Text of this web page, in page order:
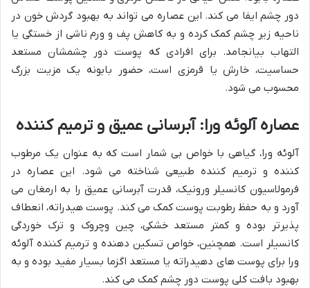
دور چشم ایفا می کند. این عصاره می تواند به بهبود گردش خون در
ناحیه زیر چشم کمک کرده و به کاهش پف و ورم ناشی از خستگی یا
التهاب بیانجامد. برای افرادی که پوست دور چشمشان مستعد
حساسیت، خارش یا قرمزی است، حضور بابونه یک مزیت بزرگ
محسوب می شود.
عصاره آلوئه ورا: آبرسانی عمیق و ترمیم کننده
آلوئه ورا، گیاهی با خواص بی شمار است که به عنوان یک مرطوب
کننده و ترمیم کننده طبیعی شناخته می شود. این عصاره در
فرمولاسیون کانسیلر ورونیک، قدرت آبرسانی عمیق را به ارمغان می
آورد و به حفظ رطوبت پوست کمک می کند. پوست هیدراته، انعطاف
پذیرتر بوده و کمتر مستعد خشکی، چین وچروک و ترک خوردگی
کانسیلر است. همچنین، خواص تسکین دهنده و ترمیم کننده آلوئه
ورا برای پوست های دهیدراته یا مستعد اگزما بسیار مفید بوده و به
بهبود بافت کلی پوست دور چشم کمک می کند.